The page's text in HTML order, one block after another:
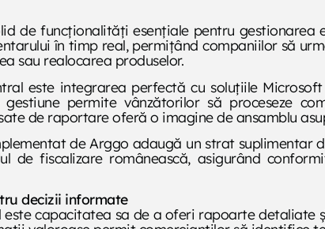
de funcționalități esențiale pentru
în timp real, permițând companiilor să
sau realocarea produselor.
este integrarea perfectă cu soluțiile
permite vânzătorilor să proceseze
de raportare oferă o imagine de ansamblu
de Arggo adaugă un strat suplimentar
de fiscalizare românească, asigurând
decizii informate
este capacitatea sa de a oferi rapoarte detaliate